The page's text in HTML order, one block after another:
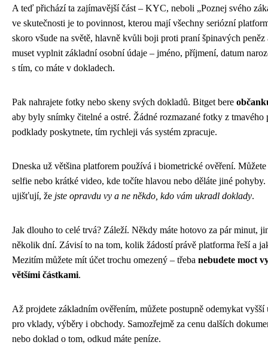
A teď přichází ta zajímavější část – KYC, neboli „Poznej svého
ve skutečnosti je to povinnost, kterou mají všechny seriózní
skoro všude na světě, hlavně kvůli boji proti praní špinavých
muset vyplnit základní osobní údaje – jméno, příjmení, datum
s tím, co máte v dokladech.
Pak nahrajete fotky nebo skeny svých dokladů. Bitget bere
aby byly snímky čitelné a ostré. Žádné rozmazané fotky z
podklady poskytnete, tím rychleji vás systém zpracuje.
Dneska už většina platforem používá i biometrické ověření. Můžete
selfie nebo krátké video, kde točíte hlavou nebo děláte jiné
ujišťují, že jste opravdu vy a ne někdo, kdo vám ukradl doklady.
Jak dlouho to celé trvá? Záleží. Někdy máte hotovo za pár minut,
několik dní. Závisí to na tom, kolik žádostí právě platforma řeší a
Mezitím můžete mít účet trochu omezený – třeba nebudete moct
většími částkami.
Až projdete základním ověřením, můžete postupně odemykat
pro vklady, výběry i obchody. Samozřejmě za cenu dalších
nebo doklad o tom, odkud máte peníze.